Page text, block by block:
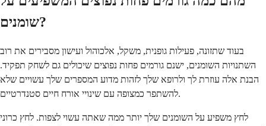
שומנים?
בעוד שתזונה, פעילות גופנית, משקל, אלכוהול ועישון מסבירים את רוב
השתנויות השומנים, ישנם גורמים פחות נפוצים שיכולים גם לשחק תפקיד.
הבנת אלה עוזרת לך ולרופא שלך לזהות מדוע המספרים שלך עשויים שלא
להשתפר כמצופה עם שינויי אורח חיים סטנדרטיים.
לחץ משפיע על השומנים שלך יותר ממה שאתה עשוי לצפות. לחץ כרוני